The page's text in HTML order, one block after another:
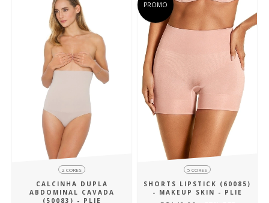
2 CORES
CALCINHA DUPLA
ABDOMINAL CAVADA
(50083) - PLIE
PROMO
5 CORES
SHORTS LIPSTICK (60085)
- MAKEUP SKIN - PLIE